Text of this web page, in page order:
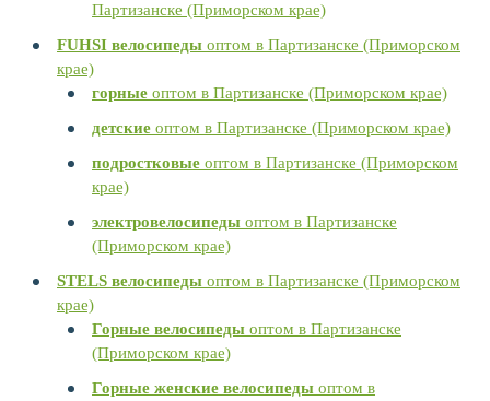
Партизанске (Приморском крае)
FUHSI велосипеды оптом в Партизанске (Приморском
крае)
горные оптом в Партизанске (Приморском крае)
детские оптом в Партизанске (Приморском крае)
подростковые оптом в Партизанске (Приморском
крае)
электровелосипеды оптом в Партизанске
(Приморском крае)
STELS велосипеды оптом в Партизанске (Приморском
крае)
Горные велосипеды оптом в Партизанске
(Приморском крае)
Горные женские велосипеды оптом в